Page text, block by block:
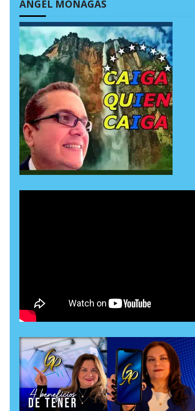
ÁNGEL MONAGAS